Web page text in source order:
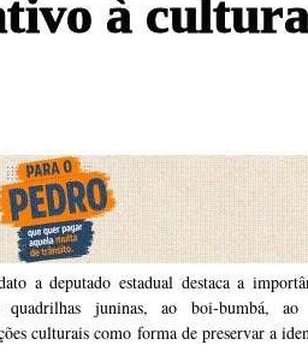
à
a deputado estadual destaca a
quadrilhas juninas, ao boi-bumbá,
culturais como forma de preservar a